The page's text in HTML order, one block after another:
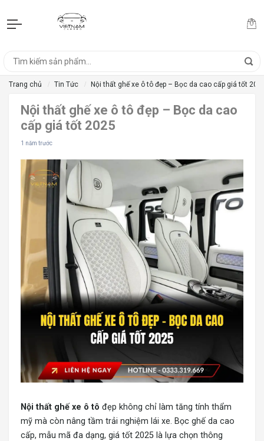
Trang chủ Tin Tức Nội thất ghế xe ô tô đẹp – Bọc da cao cấp giá tốt
Nội thất ghế xe ô tô đẹp – Bọc da cao
cấp giá tốt 2025
1 năm trước
Nội thất ghế xe ô tô đẹp không chỉ làm tăng tính thẩm
mỹ mà còn nâng tầm trải nghiệm lái xe. Bọc ghế da cao
cấp, mẫu mã đa dạng, giá tốt 2025 là lựa chọn thông